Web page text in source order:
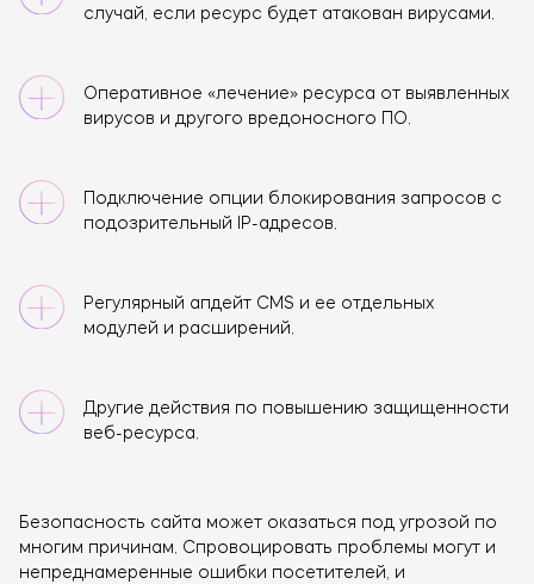
случай, если ресурс будет атакован вирусами.
Оперативное «лечение» ресурса от выявленных
вирусов и другого вредоносного ПО.
Подключение опции блокирования запросов с
подозрительный IP-адресов.
Регулярный апдейт CMS и ее отдельных
модулей и расширений.
Другие действия по повышению защищенности
веб-ресурса.
Безопасность сайта может оказаться под угрозой по
многим причинам. Спровоцировать проблемы могут и
непреднамеренные ошибки посетителей, и